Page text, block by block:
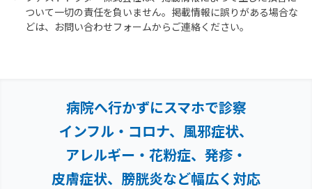
ついて一切の責任を負いません。掲載情報に誤りがある場合な
どは、お問い合わせフォームからご連絡ください。
病院へ行かずにスマホで診察
インフル・コロナ、風邪症状、
アレルギー・花粉症、 発疹・
皮膚症状、膀胱炎など幅広く対応